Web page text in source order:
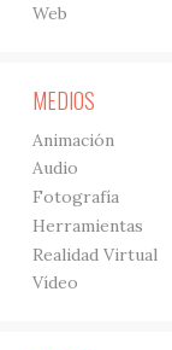
Web
MEDIOS
Animación
Audio
Fotografía
Herramientas
Realidad Virtual
Vídeo